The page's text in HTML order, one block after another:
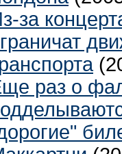
за
раз о